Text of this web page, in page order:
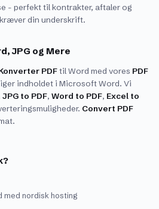
- perfekt til kontrakter, aftaler og
din underskrift.
JPG og Mere
PDFtil Word med vores PDF
indholdet i Microsoft Word. Vi
JPG to PDF, Word to PDF, Excel to
Convert PDF
med nordisk hosting